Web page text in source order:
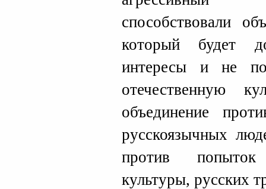
способствовали
который будет
интересы и не
отечественную
объединение
русскоязычных
против
культуры, русских